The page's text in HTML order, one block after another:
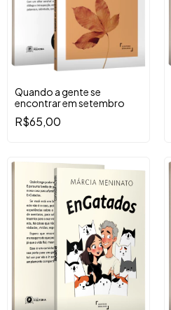
Quando a gente se
encontrar em setembro
R$65,00